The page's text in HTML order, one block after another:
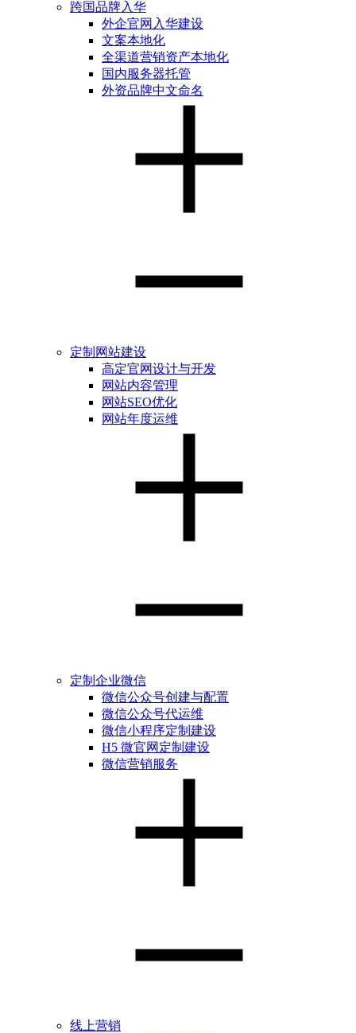
跨国品牌入华
外企官网入华建设
文案本地化
全渠道营销资产本地化
国内服务器托管
外资品牌中文命名
定制网站建设
高定官网设计与开发
网站内容管理
网站SEO优化
网站年度运维
定制企业微信
微信公众号创建与配置
微信公众号代运维
微信小程序定制建设
H5 微官网定制建设
微信营销服务
线上营销